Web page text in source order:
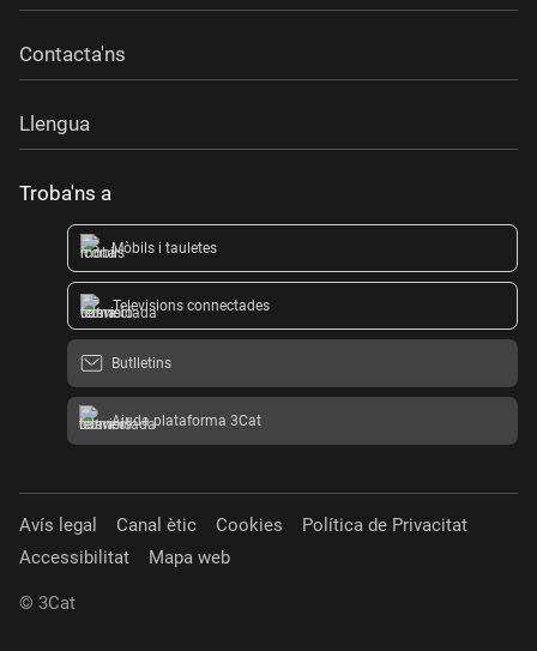
Contacta'ns
Llengua
Troba'ns a
Mòbils i tauletes
Televisions connectades
Butlletins
Ajuda plataforma 3Cat
Avís legal Canal ètic Cookies
Política de Privacitat
Accessibilitat
Mapa web
© 3Cat